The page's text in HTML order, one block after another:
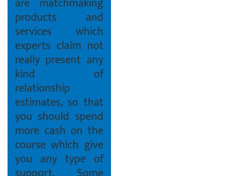
products and
services which
experts claim not
really present any
kind of
relationship
estimates, so that
you should spend
more cash on the
course which give
you any type of